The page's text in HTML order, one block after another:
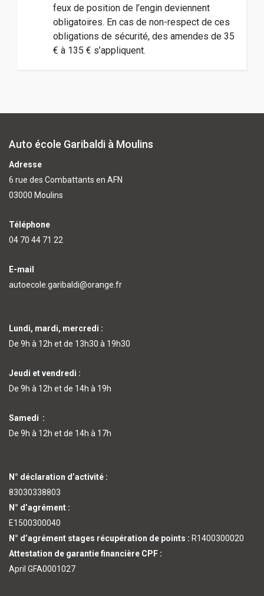
feux de position de l’engin deviennent
obligatoires. En cas de non-respect de ces
obligations de sécurité, des amendes de 35
€ à 135 € s’appliquent.
Auto école Garibaldi à Moulins
Adresse
6 rue des Combattants en AFN
03000 Moulins
Téléphone
04 70 44 71 22
E-mail
autoecole.garibaldi@orange.fr
Lundi, mardi, mercredi :
De 9h à 12h et de 13h30 à 19h30
Jeudi et vendredi :
De 9h à 12h et de 14h à 19h
Samedi :
De 9h à 12h et de 14h à 17h
N° déclaration d’activité :
83030338803
N° d’agrément :
E1500300040
N° d’agrément stages récupération de points : R1400300020
Attestation de garantie financière CPF :
April GFA0001027